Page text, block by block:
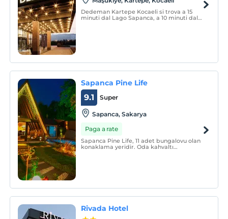
Dedeman Kartepe Kocaeli si trova a 15
minuti dal Lago Sapanca, a 10 minuti dal
Sapanca Pine Life
Super
9.1
Sapanca, Sakarya
Paga a rate
Sapanca Pine Life, 11 adet bungalovu olan
konaklama yeridir. Oda kahvaltı
Rivada Hotel